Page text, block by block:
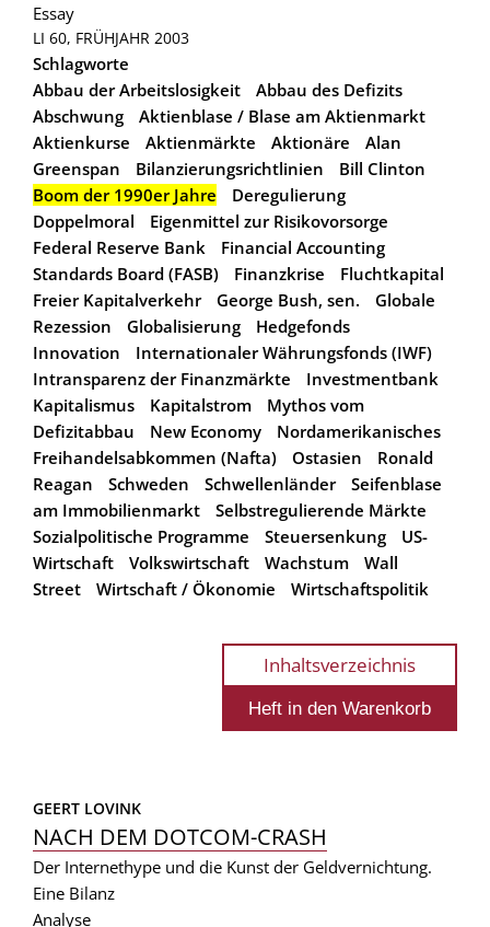
Essay
LI 60, FRÜHJAHR 2003
Schlagworte
Abbau der Arbeitslosigkeit
Abbau des Defizits
Abschwung
Aktienblase / Blase am Aktienmarkt
Aktienkurse
Aktienmärkte Aktionäre
Alan
Greenspan
Bilanzierungsrichtlinien
Bill Clinton
Boom der 1990er Jahre
Deregulierung
Doppelmoral
Eigenmittel zur Risikovorsorge
Federal Reserve Bank
Financial Accounting
Standards Board (FASB)
Finanzkrise
Fluchtkapital
Freier Kapitalverkehr
George Bush, sen.
Globale
Rezession
Globalisierung
Hedgefonds
Innovation
Internationaler Währungsfonds (IWF)
Intransparenz der Finanzmärkte
Investmentbank
Kapitalismus
Kapitalstrom
Mythos vom
Defizitabbau
New Economy
Nordamerikanisches
Freihandelsabkommen (Nafta)
Ostasien
Ronald
Reagan
Schweden Schwellenländer
Seifenblase
am Immobilienmarkt
Selbstregulierende Märkte
Sozialpolitische Programme
Steuersenkung
US-
Wirtschaft
Volkswirtschaft Wachstum
Wall
Street
Wirtschaft / Ökonomie Wirtschaftspolitik
Inhaltsverzeichnis
GEERT LOVINK
NACH DEM DOTCOM-CRASH
Der Internethype und die Kunst der Geldvernichtung.
Eine Bilanz
Analyse